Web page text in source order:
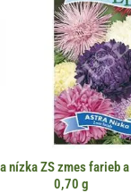
nízka ZS zmes farieb
0,70 g